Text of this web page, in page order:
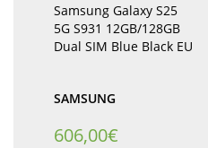
Samsung Galaxy S25
5G S931 12GB/128GB
Dual SIM Blue Black EU
SAMSUNG
606,00€